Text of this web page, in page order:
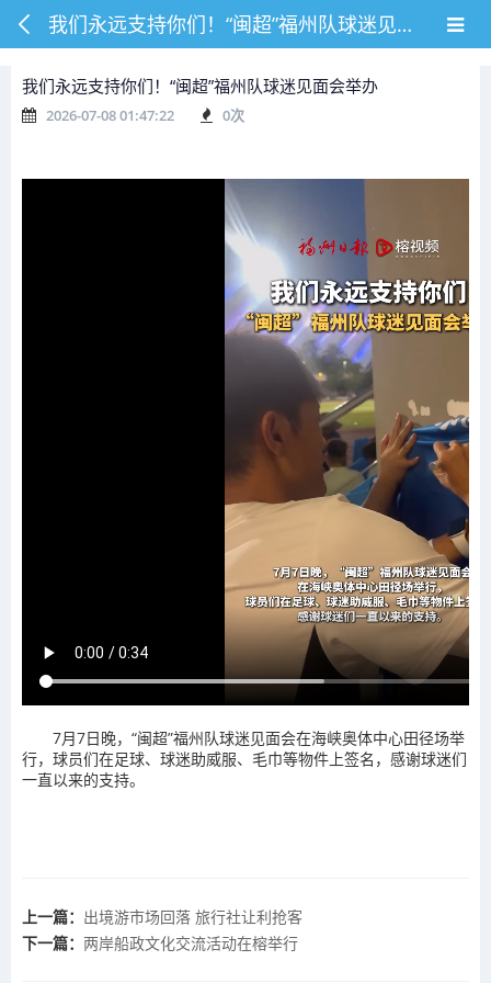
我们永远支持你们！“闽超”福州队球迷见面会举办
我们永远支持你们！“闽超”福州队球迷见面会举办
2026-07-08 01:47:22 0次
7月7日晚，“闽超”福州队球迷见面会在海峡奥体中心田径场举
行，球员们在足球、球迷助威服、毛巾等物件上签名，感谢球迷们
一直以来的支持。
上一篇： 出境游市场回落 旅行社让利抢客
下一篇： 两岸船政文化交流活动在榕举行